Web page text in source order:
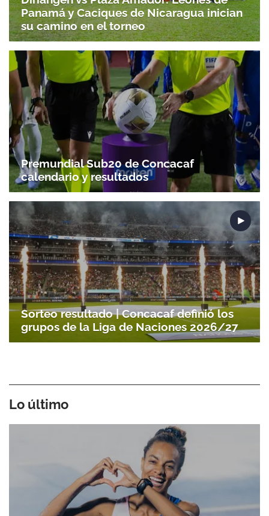
Panamá y Caciques de Nicaragua inician
su camino en el torneo
Premundial Sub20 de Concacaf
calendario y resultados
Sorteo resultado | Concacaf definió los
grupos de la Liga de Naciones 2026/27
Lo último